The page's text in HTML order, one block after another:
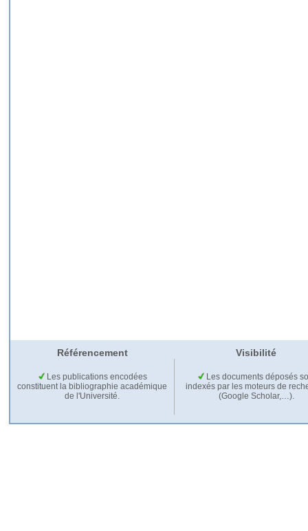
Référencement Visibilité
Les publications encodées
constituent la bibliographie académique
de l'Université.
Les documents déposés
indexés par les moteurs de
(Google Scholar,…).